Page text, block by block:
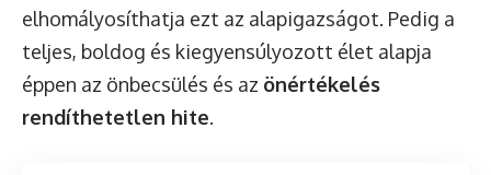
elhomályosíthatja ezt az alapigazságot. Pedig a
teljes, boldog és kiegyensúlyozott élet alapja
éppen az önbecsülés és az önértékelés
rendíthetetlen hite.